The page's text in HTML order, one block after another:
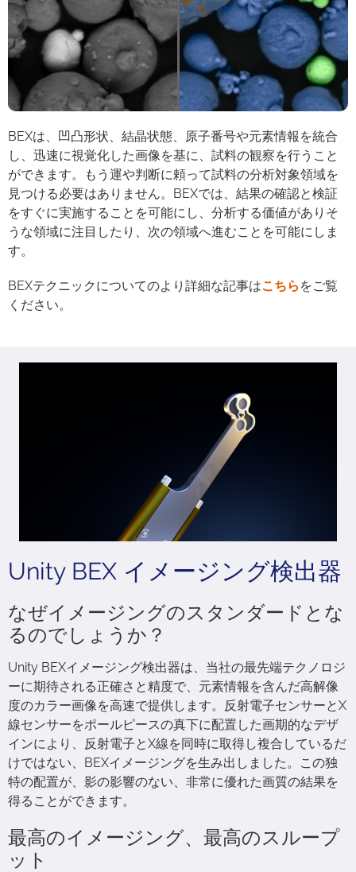
BEXは、凹凸形状、結晶状態、原子番号や元素情報を統合
し、迅速に視覚化した画像を基に、試料の観察を行うこと
ができます。もう運や判断に頼って試料の分析対象領域を
見つける必要はありません。BEXでは、結果の確認と検証
をすぐに実施することを可能にし、分析する価値がありそ
うな領域に注目したり、次の領域へ進むことを可能にしま
す。 ​
BEXテクニックについてのより詳細な記事はこちら をご覧
ください。
Unity BEX イメージング検出器
なぜイメージングのスタンダードとな
るのでしょうか？
Unity BEXイメージング検出器は、当社の最先端テクノロジ
ーに期待される正確さと精度で、元素情報を含んだ高解像
度のカラー画像を高速で提供します。反射電子センサーとX
線センサーをポールピースの真下に配置した画期的なデザ
インにより、反射電子とX線を同時に取得し複合しているだ
けではない、BEXイメージングを生み出しました。この独
特の配置が、影の影響のない、非常に優れた画質の結果を
得ることができます。
最高のイメージング、最高のスループ
ット